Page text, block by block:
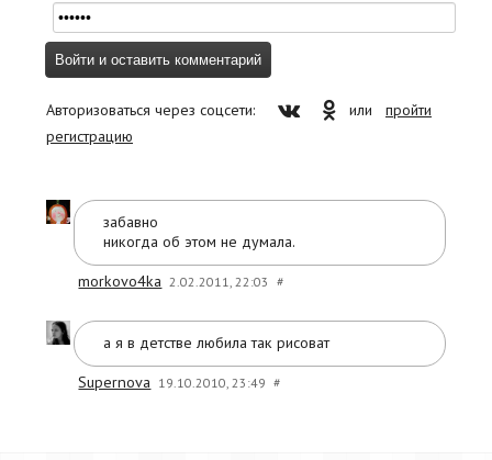
Авторизоваться через соцсети: или пройти
регистрацию
забавно
никогда об этом не думала.
morkovo4ka 2.02.2011, 22:03 #
а я в детстве любила так рисоват
Supernova 19.10.2010, 23:49 #